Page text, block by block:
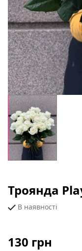
Троянда
В наявності
130 грн